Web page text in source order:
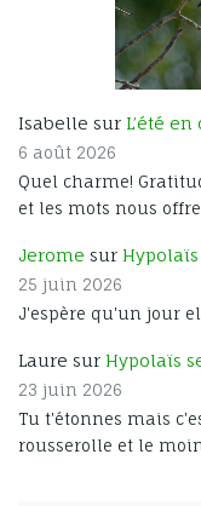
Isabelle sur L’été
6 août 2026
Quel charme!
et les mots nous
Jerome sur
25 juin 2026
J'espère qu'un jour
Laure sur Hypolaïs
23 juin 2026
Tu t'étonnes mais
rousserolle et le